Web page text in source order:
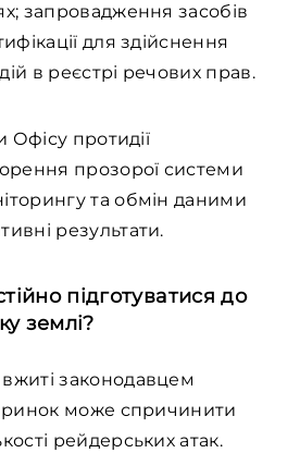
запровадження засобів
для здійснення
в реєстрі речових прав.
Офісу протидії
прозорої системи
та обмін даними
результати.
підготуватися до
землі?
законодавцем
ринок може спричинити
рейдерських атак.